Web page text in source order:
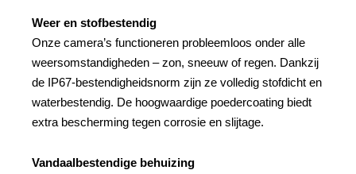
Weer en stofbestendig
Onze camera’s functioneren probleemloos onder alle
weersomstandigheden – zon, sneeuw of regen. Dankzij
de IP67-bestendigheidsnorm zijn ze volledig stofdicht en
waterbestendig. De hoogwaardige poedercoating biedt
extra bescherming tegen corrosie en slijtage.
Vandaalbestendige behuizing